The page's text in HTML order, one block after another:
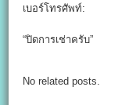
เบอร์โทรศัพท์:
“ปิดการเช่าครับ”
No related posts.